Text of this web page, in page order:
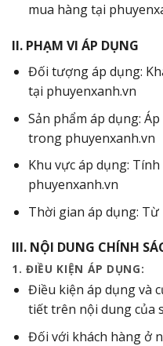
mua hàng tại
II. PHẠM VI ÁP DỤNG
Đối tượng áp dụng:
tại phuyenxanh.vn
Sản phẩm áp dụng:
trong phuyenxanh.vn
Khu vực áp dụng:
phuyenxanh.vn
Thời gian áp dụng: Từ
III. NỘI DUNG CHÍNH
1. ĐIỀU KIỆN ÁP DỤNG:
Điều kiện áp dụng và
tiết trên nội dung của
Đối với khách hàng ở